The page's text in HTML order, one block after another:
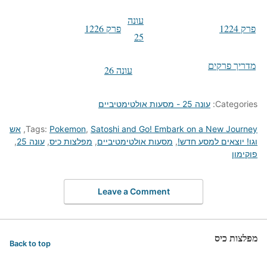
פרק 1224
עונה
25
פרק 1226
מדריך פרקים עונה 26
Categories: עונה 25 - מסעות אולטימטיביים
Tags: Pokemon, Satoshi and Go! Embark on a New Journey
, אש
וגו! יוצאים למסע חדש!, מסעות אולטימטיביים, מפלצות כיס, עונה 25
,
פוקימון
Leave a Comment
מפלצות כיס Back to top